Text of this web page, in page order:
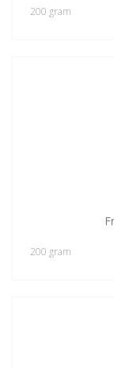
200 gram
200 gram